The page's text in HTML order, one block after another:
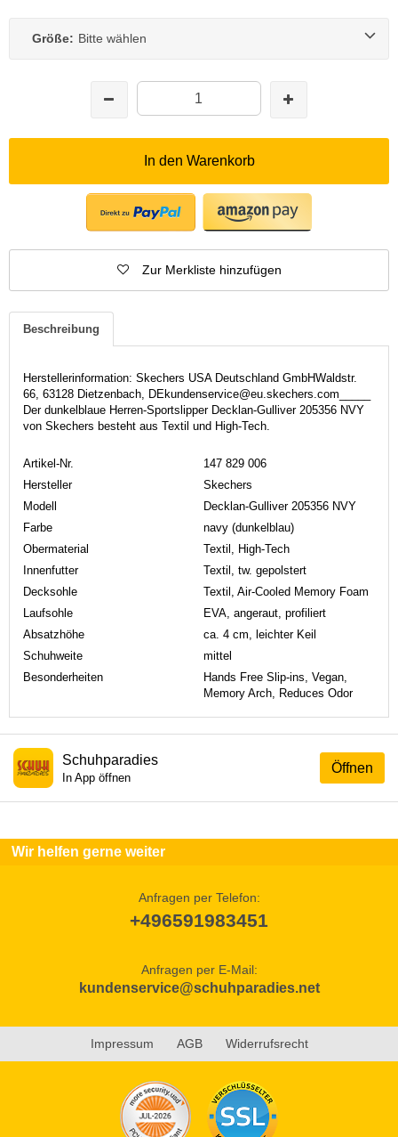
Größe: Bitte wählen
In den Warenkorb
Zur Merkliste hinzufügen
Beschreibung
Herstellerinformation: Skechers USA Deutschland GmbHWaldstr.
66, 63128 Dietzenbach, DEkundenservice@eu.skechers.com_____
Der dunkelblaue Herren-Sportslipper Decklan-Gulliver 205356 NVY
von Skechers besteht aus Textil und High-Tech.
Artikel-Nr.
147 829 006
Hersteller
Skechers
Modell
Decklan-Gulliver 205356 NVY
Farbe
navy (dunkelblau)
Obermaterial
Textil, High-Tech
Innenfutter
Textil, tw. gepolstert
Decksohle
Textil, Air-Cooled Memory Foam
Laufsohle
EVA, angeraut, profiliert
Absatzhöhe
ca. 4 cm, leichter Keil
Schuhweite
mittel
Besonderheiten
Hands Free Slip-ins, Vegan,
Memory Arch, Reduces Odor
Öffnen
Schuhparadies
In App öffnen
Wir helfen gerne weiter
Anfragen per Telefon:
+496591983451
Anfragen per E-Mail:
kundenservice@schuhparadies.net
Impressum AGB Widerrufsrecht